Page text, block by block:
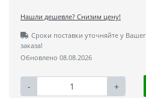
Нашли дешевле? Снизим цену!
Сроки поставки уточняйте у
заказа!
Обновлено 08.08.2026
- +